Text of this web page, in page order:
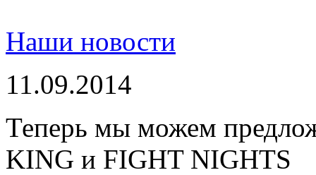
Наши новости
11.09.2014
Теперь мы можем
KING и FIGHT NIGHTS